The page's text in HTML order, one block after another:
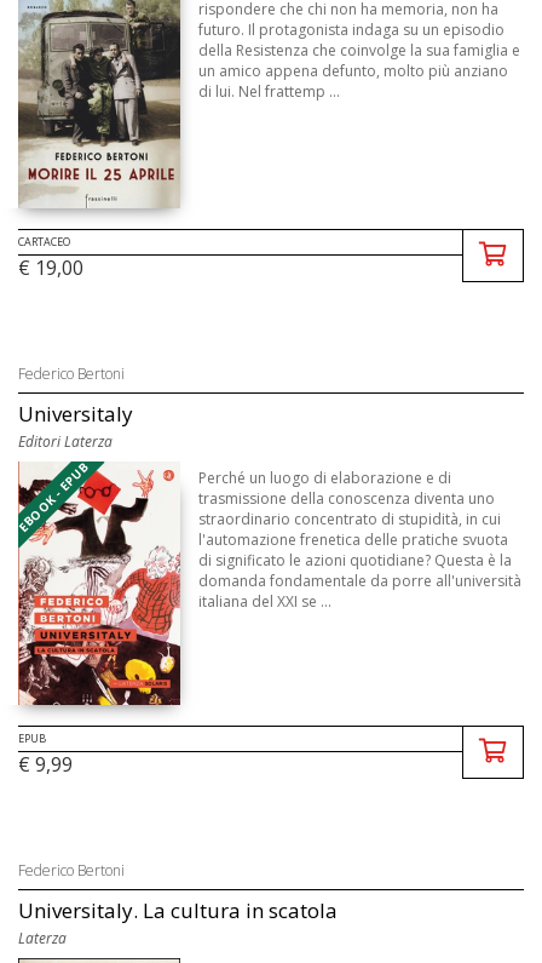
rispondere che chi non ha memoria, non ha
futuro. Il protagonista indaga su un episodio
della Resistenza che coinvolge la sua famiglia e
un amico appena defunto, molto più anziano
di lui. Nel frattemp ...
CARTACEO
€ 19,00
Federico Bertoni
Universitaly
Editori Laterza
EBOOK - EPUB
Perché un luogo di elaborazione e di
trasmissione della conoscenza diventa uno
straordinario concentrato di stupidità, in cui
l'automazione frenetica delle pratiche svuota
di significato le azioni quotidiane? Questa è la
domanda fondamentale da porre all'università
italiana del XXI se ...
EPUB
€ 9,99
Federico Bertoni
Universitaly. La cultura in scatola
Laterza